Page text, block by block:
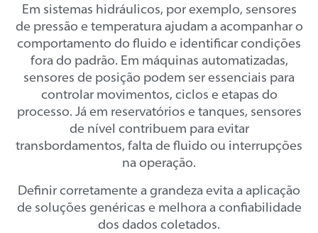
Em sistemas hidráulicos, por exemplo, sensores
de pressão e temperatura ajudam a acompanhar o
comportamento do fluido e identificar condições
fora do padrão. Em máquinas automatizadas,
sensores de posição podem ser essenciais para
controlar movimentos, ciclos e etapas do
processo. Já em reservatórios e tanques, sensores
de nível contribuem para evitar
transbordamentos, falta de fluido ou interrupções
na operação.
Definir corretamente a grandeza evita a aplicação
de soluções genéricas e melhora a confiabilidade
dos dados coletados.